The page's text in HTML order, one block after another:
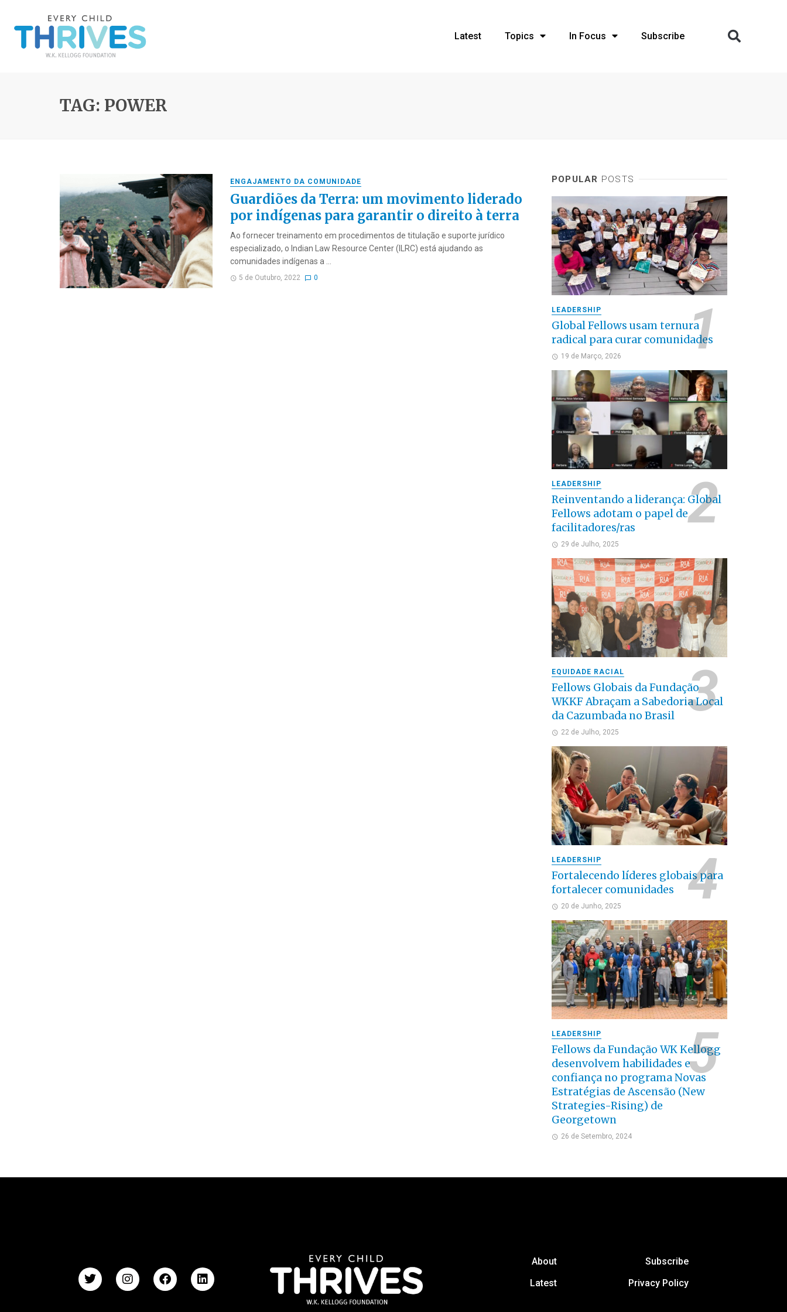
Latest Topics In Focus Subscribe
TAG: POWER
ENGAJAMENTO DA COMUNIDADE
Guardiões da Terra: um movimento liderado
por indígenas para garantir o direito à terra
Ao fornecer treinamento em procedimentos de titulação e suporte jurídico
especializado, o Indian Law Resource Center (ILRC) está ajudando as
comunidades indígenas a ...
5 de Outubro, 2022 0
POPULAR POSTS
LEADERSHIP
Global Fellows usam ternura
radical para curar comunidades
19 de Março, 2026
LEADERSHIP
Reinventando a liderança: Global
Fellows adotam o papel de
facilitadores/ras
29 de Julho, 2025
EQUIDADE RACIAL
Fellows Globais da Fundação
WKKF Abraçam a Sabedoria Local
da Cazumbada no Brasil
22 de Julho, 2025
LEADERSHIP
Fortalecendo líderes globais para
fortalecer comunidades
20 de Junho, 2025
LEADERSHIP
Fellows da Fundação WK Kellogg
desenvolvem habilidades e
confiança no programa Novas
Estratégias de Ascensão (New
Strategies-Rising) de
Georgetown
26 de Setembro, 2024
About
Latest
Subscribe
Privacy Policy